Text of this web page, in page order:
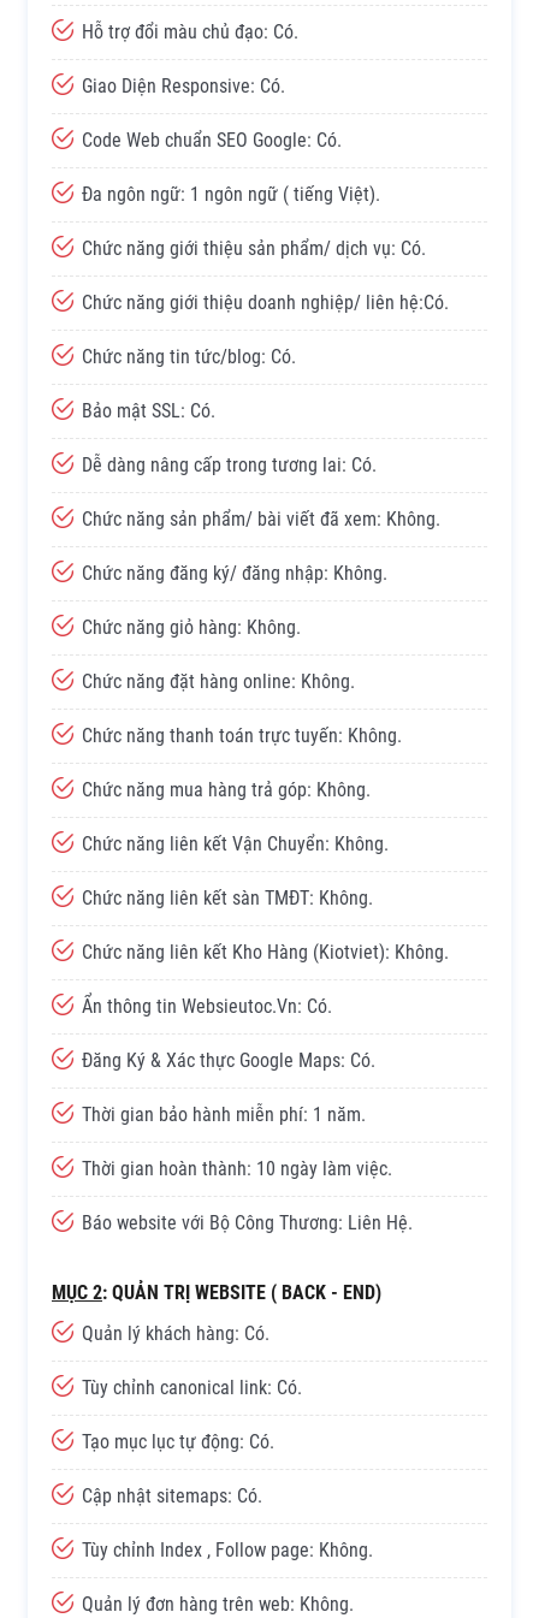
Hỗ trợ đổi màu chủ đạo: Có.
Giao Diện Responsive: Có.
Code Web chuẩn SEO Google: Có.
Đa ngôn ngữ: 1 ngôn ngữ ( tiếng Việt).
Chức năng giới thiệu sản phẩm/ dịch vụ: Có.
Chức năng giới thiệu doanh nghiệp/ liên hệ:Có.
Chức năng tin tức/blog: Có.
Bảo mật SSL: Có.
Dễ dàng nâng cấp trong tương lai: Có.
Chức năng sản phẩm/ bài viết đã xem: Không.
Chức năng đăng ký/ đăng nhập: Không.
Chức năng giỏ hàng: Không.
Chức năng đặt hàng online: Không.
Chức năng thanh toán trực tuyến: Không.
Chức năng mua hàng trả góp: Không.
Chức năng liên kết Vận Chuyển: Không.
Chức năng liên kết sàn TMĐT: Không.
Chức năng liên kết Kho Hàng (Kiotviet): Không.
Ẩn thông tin Websieutoc.Vn: Có.
Đăng Ký & Xác thực Google Maps: Có.
Thời gian bảo hành miễn phí: 1 năm.
Thời gian hoàn thành: 10 ngày làm việc.
Báo website với Bộ Công Thương: Liên Hệ.
MỤC 2: QUẢN TRỊ WEBSITE ( BACK - END)
Quản lý khách hàng: Có.
Tùy chỉnh canonical link: Có.
Tạo mục lục tự động: Có.
Cập nhật sitemaps: Có.
Tùy chỉnh Index , Follow page: Không.
Quản lý đơn hàng trên web: Không.